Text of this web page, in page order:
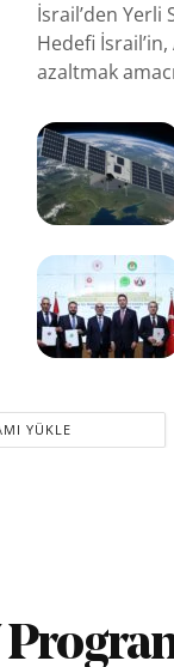
İsrail’den Yerli
Hedefi İsrail’in,
azaltmak
YÜKLE